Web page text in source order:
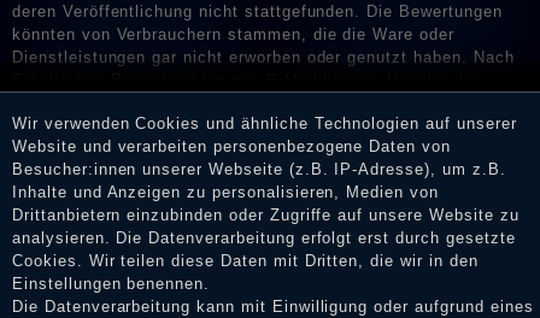
deren Veröffentlichung nicht stattgefunden. Die Bewertungen
könnten von Verbrauchern stammen, die die Ware oder
Dienstleistungen gar nicht erworben oder genutzt haben. Nach
Shop informieren.
Impressum
Daten­schutz­erklärung
Wir verwenden Cookies und ähnliche Technologien auf unserer
Website und verarbeiten personenbezogene Daten von
Besucher:innen unserer Webseite (z.B. IP-Adresse), um z.B.
Inhalte und Anzeigen zu personalisieren, Medien von
Drittanbietern einzubinden oder Zugriffe auf unsere Website zu
analysieren. Die Datenverarbeitung erfolgt erst durch gesetzte
Cookies. Wir teilen diese Daten mit Dritten, die wir in den
Einstellungen benennen.
Die Datenverarbeitung kann mit Einwilligung oder aufgrund eines